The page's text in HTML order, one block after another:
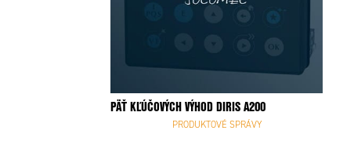
PÄŤ KĽÚČOVÝCH VÝHOD DIRIS A200
PRODUKTOVÉ SPRÁVY